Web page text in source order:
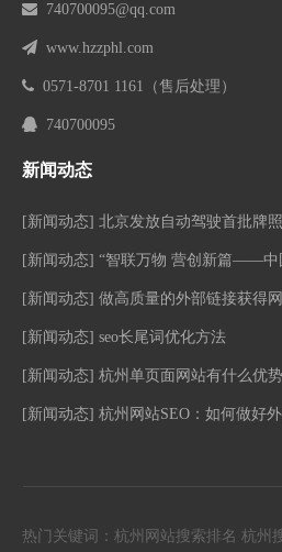
 740700095@qq.com
 www.hzzphl.com
 0571-8701 1161 （售后处理）
 740700095
新闻动态
[新闻动态] 北京发放自动驾驶首批牌
[新闻动态] “智联万物 营创新篇——中国企业智能
[新闻动态] 做高质量的外部链接获得
[新闻动态] seo长尾词优化方法
[新闻动态] 杭州单页面网站有什么优势
[新闻动态] 杭州网站SEO：如何做好
热门关键词： 杭州网站搜索排名 杭州